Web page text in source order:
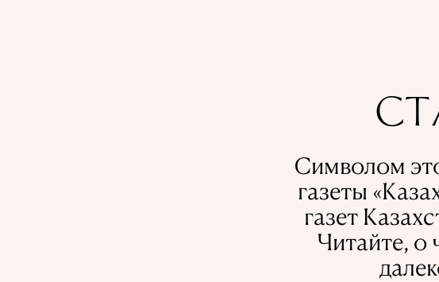
Символом
газеты
газет
Читайте, о